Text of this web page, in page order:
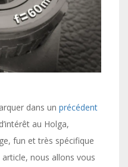
dans un précédent
au Holga,
fun et très spécifique
nous allons vous